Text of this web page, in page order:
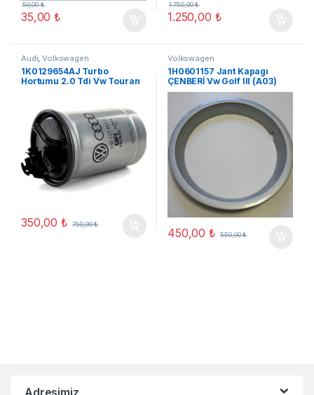
35,00₺
50,00₺
1.250,00 ₺
1.750,00₺
Audi,Volkswagen
1K0129654AJ Turbo
Hortumu 2.0 Tdi Vw Touran
350,00₺ 750,00₺
Volkswagen
1H0601157 Jant Kapagı
ÇENBERİ Vw Golf III (A03)
13,JAT
450,00₺ 550,00₺
Adresimiz